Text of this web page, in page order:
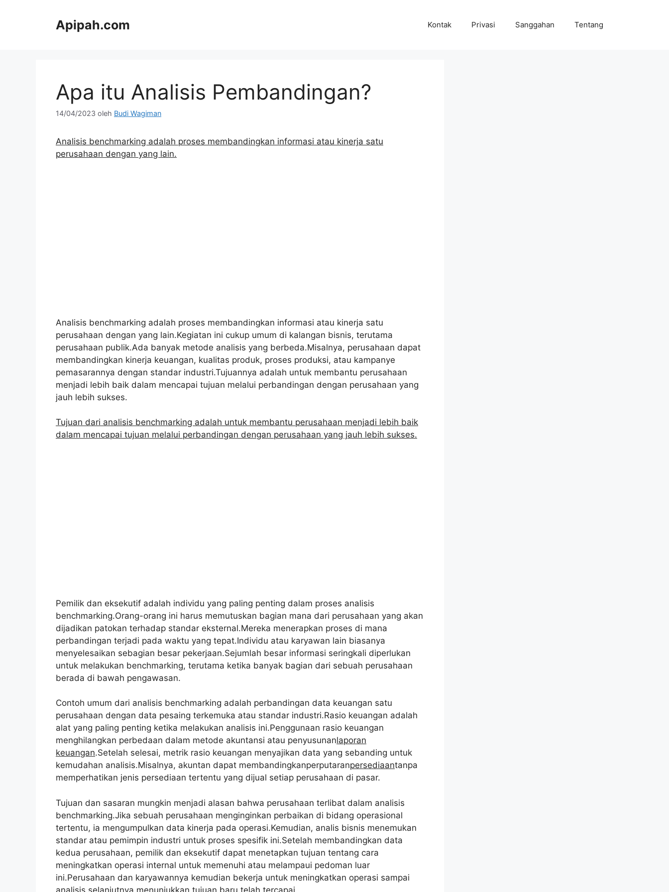
Apipah.com Kontak Privasi Sanggahan Tentang
Apa itu Analisis Pembandingan?
14/04/2023 oleh Budi Wagiman
Analisis benchmarking adalah proses membandingkan informasi atau kinerja satu
perusahaan dengan yang lain.
Analisis benchmarking adalah proses membandingkan informasi atau kinerja satu
perusahaan dengan yang lain.Kegiatan ini cukup umum di kalangan bisnis, terutama
perusahaan publik.Ada banyak metode analisis yang berbeda.Misalnya, perusahaan dapat
membandingkan kinerja keuangan, kualitas produk, proses produksi, atau kampanye
pemasarannya dengan standar industri.Tujuannya adalah untuk membantu perusahaan
menjadi lebih baik dalam mencapai tujuan melalui perbandingan dengan perusahaan yang
jauh lebih sukses.
Tujuan dari analisis benchmarking adalah untuk membantu perusahaan menjadi lebih baik
dalam mencapai tujuan melalui perbandingan dengan perusahaan yang jauh lebih sukses.
Pemilik dan eksekutif adalah individu yang paling penting dalam proses analisis
benchmarking.Orang-orang ini harus memutuskan bagian mana dari perusahaan yang akan
dijadikan patokan terhadap standar eksternal.Mereka menerapkan proses di mana
perbandingan terjadi pada waktu yang tepat.Individu atau karyawan lain biasanya
menyelesaikan sebagian besar pekerjaan.Sejumlah besar informasi seringkali diperlukan
untuk melakukan benchmarking, terutama ketika banyak bagian dari sebuah perusahaan
berada di bawah pengawasan.
Contoh umum dari analisis benchmarking adalah perbandingan data keuangan satu
perusahaan dengan data pesaing terkemuka atau standar industri.Rasio keuangan adalah
alat yang paling penting ketika melakukan analisis ini.Penggunaan rasio keuangan
menghilangkan perbedaan dalam metode akuntansi atau penyusunanlaporan
keuangan.Setelah selesai, metrik rasio keuangan menyajikan data yang sebanding untuk
kemudahan analisis.Misalnya, akuntan dapat membandingkanperputaranpersediaantanpa
memperhatikan jenis persediaan tertentu yang dijual setiap perusahaan di pasar.
Tujuan dan sasaran mungkin menjadi alasan bahwa perusahaan terlibat dalam analisis
benchmarking.Jika sebuah perusahaan menginginkan perbaikan di bidang operasional
tertentu, ia mengumpulkan data kinerja pada operasi.Kemudian, analis bisnis menemukan
standar atau pemimpin industri untuk proses spesifik ini.Setelah membandingkan data
kedua perusahaan, pemilik dan eksekutif dapat menetapkan tujuan tentang cara
meningkatkan operasi internal untuk memenuhi atau melampaui pedoman luar
ini.Perusahaan dan karyawannya kemudian bekerja untuk meningkatkan operasi sampai
analisis selanjutnya menunjukkan tujuan baru telah tercapai.